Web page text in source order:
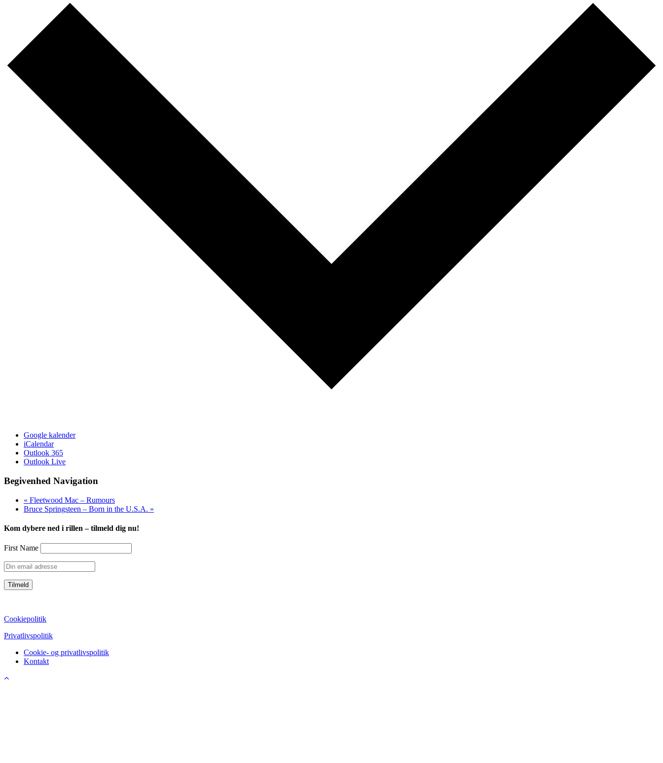
Google kalender
iCalendar
Outlook 365
Outlook Live
Begivenhed Navigation
« Fleetwood Mac – Rumours
Bruce Springsteen – Born in the U.S.A. »
Kom dybere ned i rillen – tilmeld dig nu!
First Name
Cookiepolitik
Privatlivspolitik
Cookie- og privatlivspolitik
Kontakt